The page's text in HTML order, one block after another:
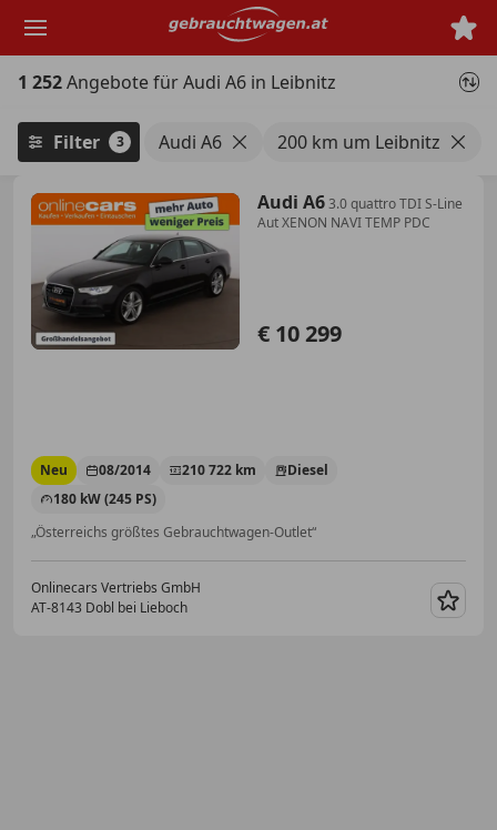
Hauptinhalt
1 252Angebote für Audi A6 in Leibnitz
Filter 3 Audi A6 200 km um Leibnitz
Audi A63.0 quattro TDI S-Line
Aut XENON NAVI TEMP PDC
€ 10 299
Neu 08/2014 210 722 km
Diesel
180 kW (245 PS)
„Österreichs größtes Gebrauchtwagen-Outlet“
Onlinecars Vertriebs GmbH
AT-8143 Dobl bei Lieboch